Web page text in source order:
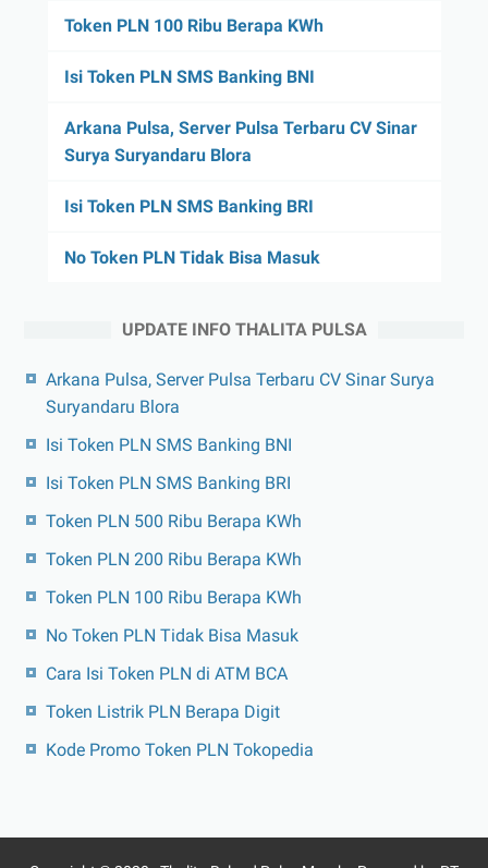
Token PLN 100 Ribu Berapa KWh
Isi Token PLN SMS Banking BNI
Arkana Pulsa, Server Pulsa Terbaru CV Sinar
Surya Suryandaru Blora
Isi Token PLN SMS Banking BRI
No Token PLN Tidak Bisa Masuk
UPDATE INFO THALITA PULSA
Arkana Pulsa, Server Pulsa Terbaru CV Sinar Surya
Suryandaru Blora
Isi Token PLN SMS Banking BNI
Isi Token PLN SMS Banking BRI
Token PLN 500 Ribu Berapa KWh
Token PLN 200 Ribu Berapa KWh
Token PLN 100 Ribu Berapa KWh
No Token PLN Tidak Bisa Masuk
Cara Isi Token PLN di ATM BCA
Token Listrik PLN Berapa Digit
Kode Promo Token PLN Tokopedia